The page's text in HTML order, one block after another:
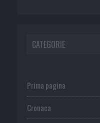
CATEGORIE
Prima pagina
Cronaca